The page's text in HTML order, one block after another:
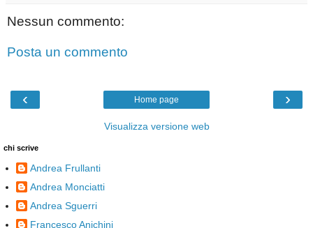
Nessun commento:
Posta un commento
‹ ›
Home page
Visualizza versione web
chi scrive
Andrea Frullanti
Andrea Monciatti
Andrea Sguerri
Francesco Anichini